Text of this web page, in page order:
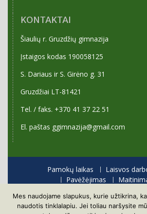
KONTAKTAI
Šiaulių r. Gruzdžių gimnazija
Įstaigos kodas 190058125
S. Dariaus ir S. Girėno g. 31
Gruzdžiai LT-81421
Tel. / faks. +370 41 37 22 51
El. paštas ggimnazija@gmail.com
Pamokų laikas
Laisvos
Pavėžėjimas
Visos teisės saugomos
Mes naudojame slapukus, kurie užtikrina,
naudotis tinklalapiu. Jei toliau naršysite